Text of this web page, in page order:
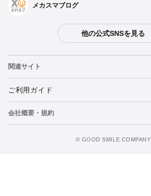
メカスマブログ
他の公式SNSを見る
関連サイト
ねんどろいど
ねんどろいどフェイスメーカー
ご利用ガイド
重要なお知らせ
会社概要・規約
©️ GOOD SMILE COMPANY